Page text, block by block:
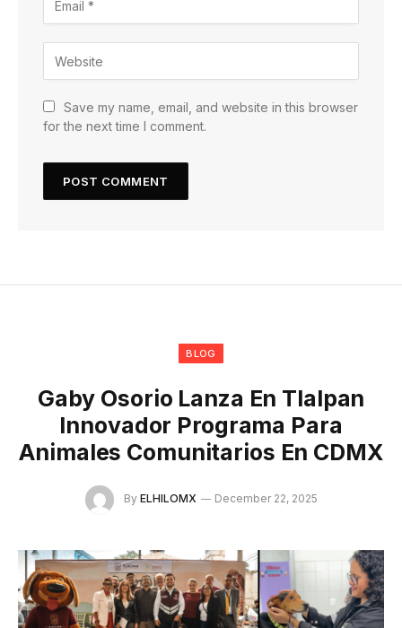
Save my name, email, and website in this browser
for the next time I comment.
BLOG
Gaby Osorio Lanza En Tlalpan
Innovador Programa Para
Animales Comunitarios En CDMX
By ELHILOMX December 22, 2025